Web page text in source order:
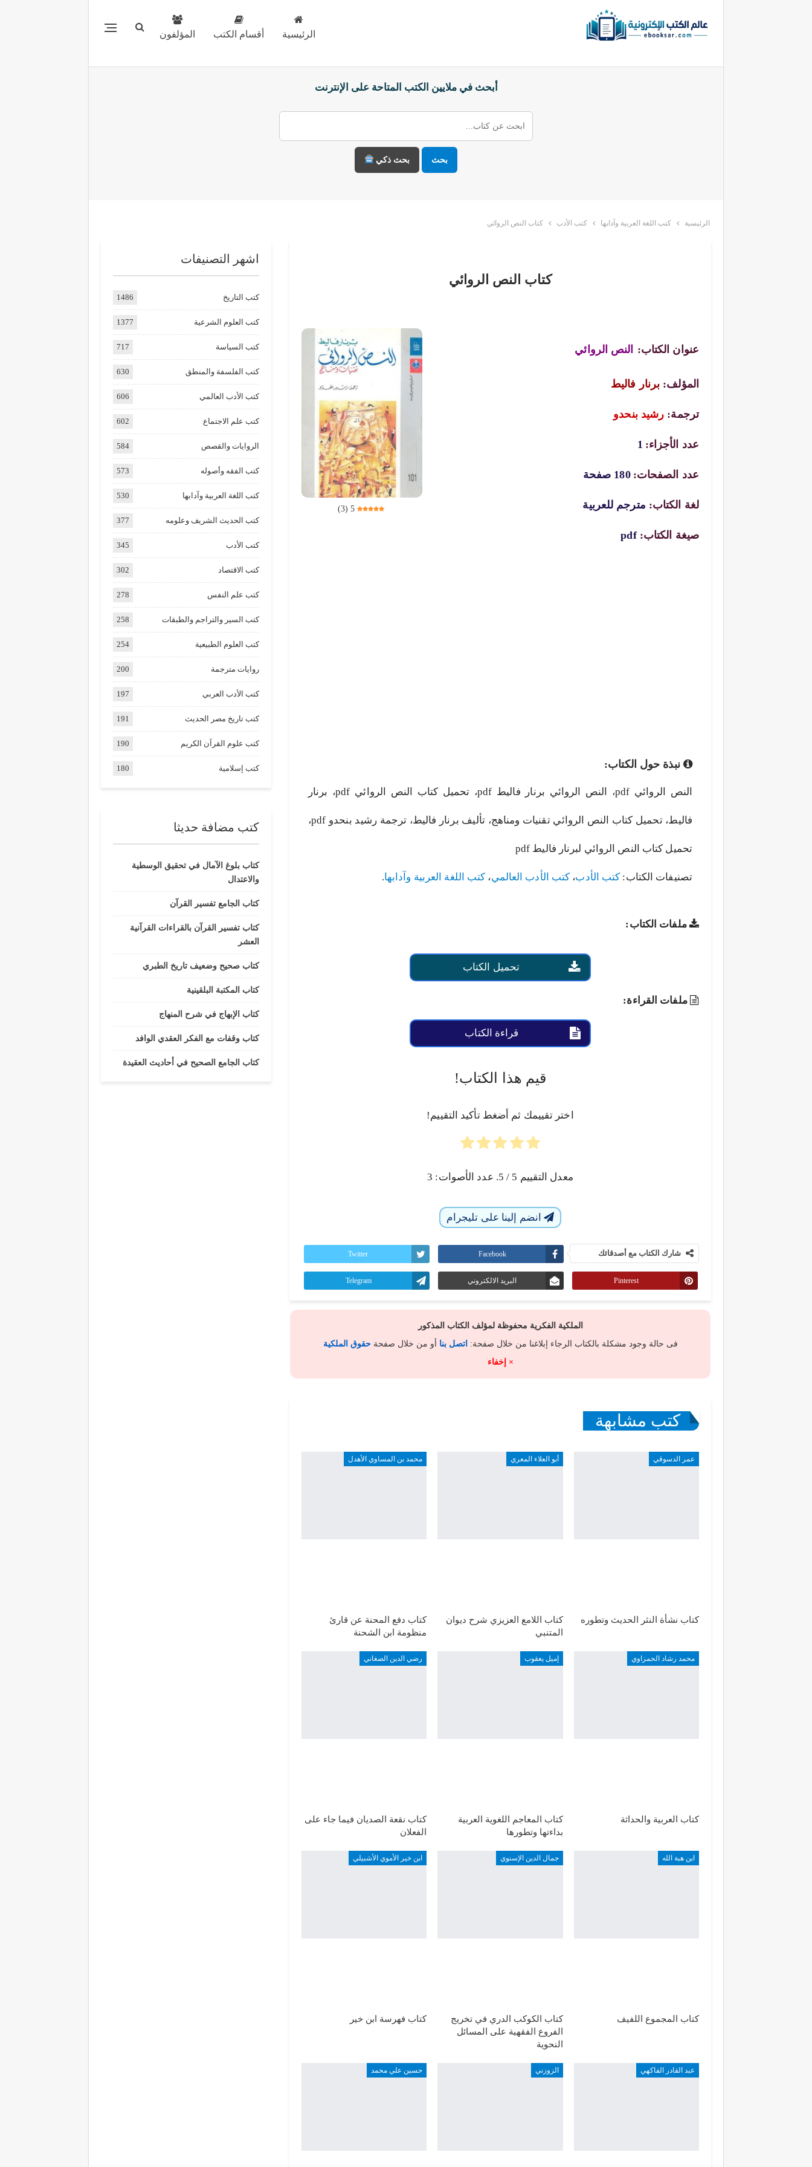
الرئيسية أقسام الكتب المؤلفون
أبحث في ملايين الكتب المتاحة على الإنترنت
بحث بحث ذكي
الرئيسية كتب اللغة العربية وآدابها كتب الأدب كتاب النص الروائي
كتاب النص الروائي
5
(
3
)
عنوان الكتاب: النص الروائي
المؤلف: برنار فاليط
ترجمة: رشيد بنحدو
عدد الأجزاء: 1
عدد الصفحات: 180 صفحة
لغة الكتاب: مترجم للعربية
صيغة الكتاب: pdf
نبذة حول الكتاب:
النص الروائي pdf، النص الروائي برنار فاليط pdf، تحميل كتاب النص الروائي pdf، برنار
فاليط، تحميل كتاب النص الروائي تقنيات ومناهج، تأليف برنار فاليط، ترجمة رشيد بنحدو pdf،
تحميل كتاب النص الروائي لبرنار فاليط pdf
تصنيفات الكتاب: كتب الأدب، كتب الأدب العالمي، كتب اللغة العربية وآدابها.
ملفات الكتاب:
تحميل الكتاب
ملفات القراءة:
قراءة الكتاب
قيم هذا الكتاب!
اختر تقييمك ثم أضغط تأكيد التقييم!
معدل التقييم 5 / 5. عدد الأصوات: 3
انضم إلينا على تليجرام
شارك الكتاب مع أصدقائك Facebook
Twitter
Pinterest البريد الالكتروني Telegram
الملكية الفكرية محفوظة لمؤلف الكتاب المذكور
فى حالة وجود مشكلة بالكتاب الرجاء إبلاغنا من خلال صفحة: اتصل بنا أو من خلال صفحةحقوق الملكية
× إخفاء
كتب مشابهة
عمر الدسوقي
كتاب نشأة النثر الحديث وتطوره
أبو العلاء المعري
كتاب اللامع العزيزي شرح ديوان
المتنبي
محمد بن المساوي الأهدل
كتاب دفع المحنة عن قارئ
منظومة ابن الشحنة
محمد رشاد الحمزاوي
كتاب العربية والحداثة
إميل يعقوب
كتاب المعاجم اللغوية العربية
بداءتها وتطورها
رضي الدين الصغاني
كتاب نقعة الصديان فيما جاء على
الفعلان
ابن هبة الله
كتاب المجموع اللفيف
جمال الدين الإسنوي
كتاب الكوكب الدري في تخريج
الفروع الفقهية على المسائل
النحوية
ابن خير الأموي الأشبيلي
كتاب فهرسة ابن خير
عبد القادر الفاكهي الزوزني حسين علي محمد
اشهر التصنيفات
كتب التاريخ 1486
كتب العلوم الشرعية 1377
كتب السياسة 717
كتب الفلسفة والمنطق 630
كتب الأدب العالمي 606
كتب علم الاجتماع 602
الروايات والقصص 584
كتب الفقه وأصوله 573
كتب اللغة العربية وآدابها 530
كتب الحديث الشريف وعلومه 377
كتب الأدب 345
كتب الاقتصاد 302
كتب علم النفس 278
كتب السير والتراجم والطبقات 258
كتب العلوم الطبيعية 254
روايات مترجمة 200
كتب الأدب العربي 197
كتب تاريخ مصر الحديث 191
كتب علوم القرآن الكريم 190
كتب إسلامية 180
كتب مضافة حديثا
كتاب بلوغ الآمال في تحقيق الوسطية
والاعتدال
كتاب الجامع تفسير القرآن
كتاب تفسير القرآن بالقراءات القرآنية
العشر
كتاب صحيح وضعيف تاريخ الطبري
كتاب المكتبة البلقينية
كتاب الإبهاج في شرح المنهاج
كتاب وقفات مع الفكر العقدي الوافد
كتاب الجامع الصحيح في أحاديث العقيدة